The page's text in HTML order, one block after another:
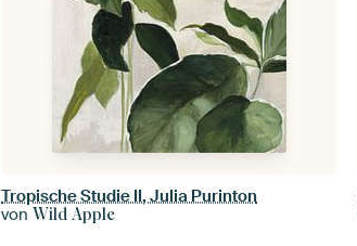
Tropische Studie II, Julia Purinton
vonWild Apple